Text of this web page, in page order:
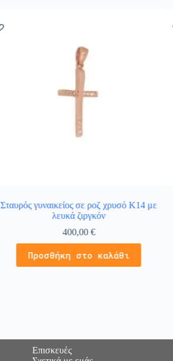
Σταυρός γυναικείος σε ροζ χρυσό Κ14 με
λευκά ζιργκόν
400,00€
Προσθήκη στο καλάθι
Επισκευές